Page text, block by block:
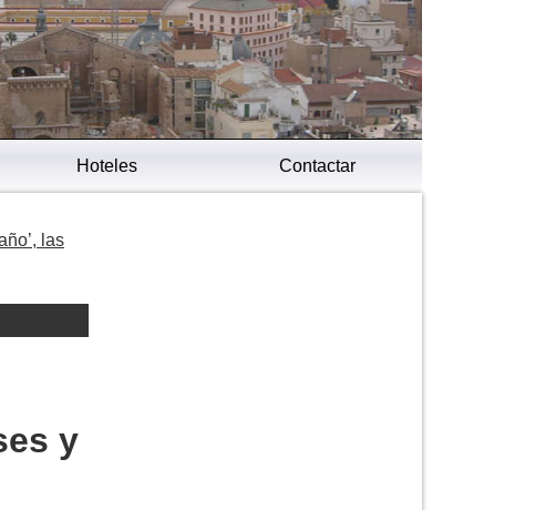
Hoteles Contactar
las
y